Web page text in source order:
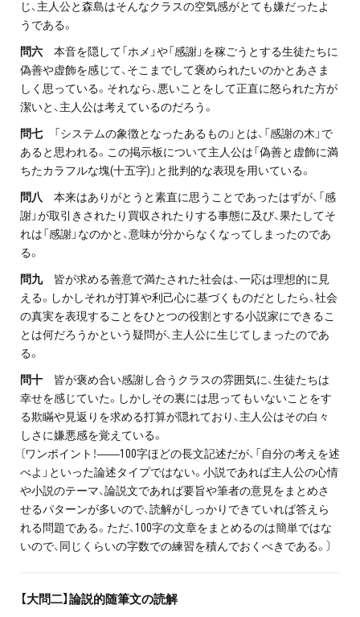
じ、主人公と森島はそんなクラスの空気感がとても嫌だったよ
うである。
問六 本音を隠して「ホメ」や「感謝」を稼ごうとする生徒たちに
偽善や虚飾を感じて、そこまでして褒められたいのかとあさま
しく思っている。それなら、悪いことをして正直に怒られた方が
潔いと、主人公は考えているのだろう。
問七 「システムの象徴となったあるもの」とは、「感謝の木」で
あると思われる。この掲示板について主人公は「偽善と虚飾に満
ちたカラフルな塊(十五字)」と批判的な表現を用いている。
問八 本来はありがとうと素直に思うことであったはずが、「感
謝」が取引きされたり買収されたりする事態に及び、果たしてそ
れは「感謝」なのかと、意味が分からなくなってしまったのであ
る。
問九皆が求める善意で満たされた社会は、一応は理想的に見
える。しかしそれが打算や利己心に基づくものだとしたら、社会
の真実を表現することをひとつの役割とする小説家にできるこ
とは何だろうかという疑問が、主人公に生じてしまったのであ
る。
問十 皆が褒め合い感謝し合うクラスの雰囲気に、生徒たちは
幸せを感じていた。しかしその裏には思ってもいないことをす
る欺瞞や見返りを求める打算が隠れており、主人公はその白々
しさに嫌悪感を覚えている。
〔ワンポイント！――100字ほどの長文記述だが、「自分の考えを述
べよ」といった論述タイプではない。小説であれば主人公の心情
や小説のテーマ、論説文であれば要旨や筆者の意見をまとめさ
せるパターンが多いので、読解がしっかりできていれば答えら
れる問題である。ただ、100字の文章をまとめるのは簡単ではな
いので、同じくらいの字数での練習を積んでおくべきである。〕
【大問二】論説的随筆文の読解